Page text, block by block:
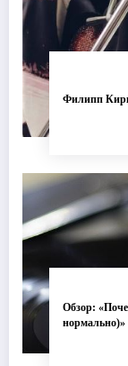
Филипп
Обзор:
нормально)»